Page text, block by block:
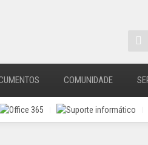
COMUNIDADE